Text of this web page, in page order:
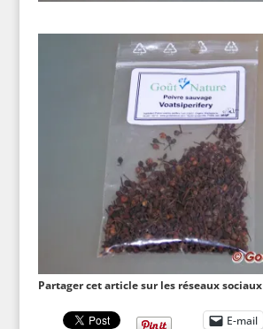
Partager cet article sur les réseaux sociaux
E-mail